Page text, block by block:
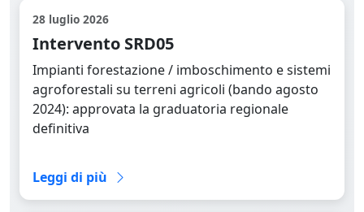
28 luglio 2026
Intervento SRD05
Impianti forestazione / imboschimento e sistemi
agroforestali su terreni agricoli (bando agosto
2024): approvata la graduatoria regionale
definitiva
Leggi di più